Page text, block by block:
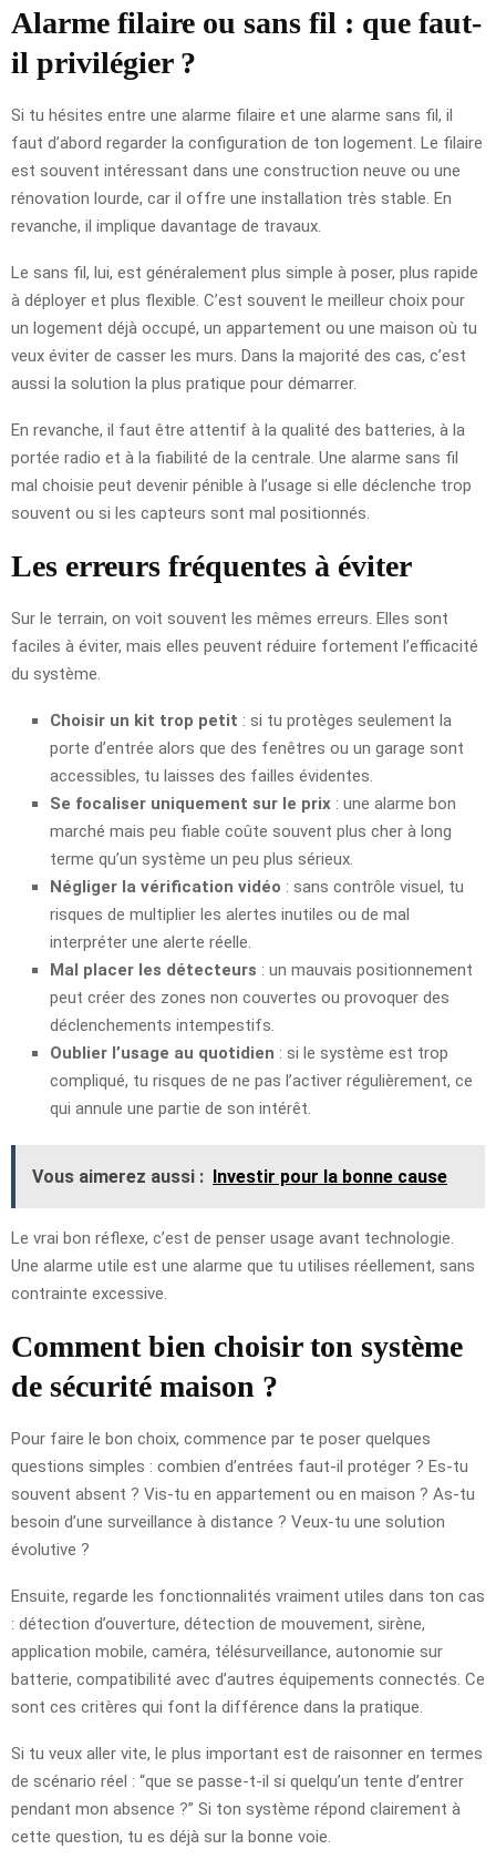
Alarme filaire ou sans fil : que faut-
il privilégier ?
Si tu hésites entre une alarme filaire et une alarme sans fil, il
faut d’abord regarder la configuration de ton logement. Le filaire
est souvent intéressant dans une construction neuve ou une
rénovation lourde, car il offre une installation très stable. En
revanche, il implique davantage de travaux.
Le sans fil, lui, est généralement plus simple à poser, plus rapide
à déployer et plus flexible. C’est souvent le meilleur choix pour
un logement déjà occupé, un appartement ou une maison où tu
veux éviter de casser les murs. Dans la majorité des cas, c’est
aussi la solution la plus pratique pour démarrer.
En revanche, il faut être attentif à la qualité des batteries, à la
portée radio et à la fiabilité de la centrale. Une alarme sans fil
mal choisie peut devenir pénible à l’usage si elle déclenche trop
souvent ou si les capteurs sont mal positionnés.
Les erreurs fréquentes à éviter
Sur le terrain, on voit souvent les mêmes erreurs. Elles sont
faciles à éviter, mais elles peuvent réduire fortement l’efficacité
du système.
Choisir un kit trop petit : si tu protèges seulement la
porte d’entrée alors que des fenêtres ou un garage sont
accessibles, tu laisses des failles évidentes.
Se focaliser uniquement sur le prix : une alarme bon
marché mais peu fiable coûte souvent plus cher à long
terme qu’un système un peu plus sérieux.
Négliger la vérification vidéo : sans contrôle visuel, tu
risques de multiplier les alertes inutiles ou de mal
interpréter une alerte réelle.
Mal placer les détecteurs : un mauvais positionnement
peut créer des zones non couvertes ou provoquer des
déclenchements intempestifs.
Oublier l’usage au quotidien : si le système est trop
compliqué, tu risques de ne pas l’activer régulièrement, ce
qui annule une partie de son intérêt.
Vous aimerez aussi : Investir pour la bonne cause
Le vrai bon réflexe, c’est de penser usage avant technologie.
Une alarme utile est une alarme que tu utilises réellement, sans
contrainte excessive.
Comment bien choisir ton système
de sécurité maison ?
Pour faire le bon choix, commence par te poser quelques
questions simples : combien d’entrées faut-il protéger ? Es-tu
souvent absent ? Vis-tu en appartement ou en maison ? As-tu
besoin d’une surveillance à distance ? Veux-tu une solution
évolutive ?
Ensuite, regarde les fonctionnalités vraiment utiles dans ton cas
: détection d’ouverture, détection de mouvement, sirène,
application mobile, caméra, télésurveillance, autonomie sur
batterie, compatibilité avec d’autres équipements connectés. Ce
sont ces critères qui font la différence dans la pratique.
Si tu veux aller vite, le plus important est de raisonner en termes
de scénario réel : “que se passe-t-il si quelqu’un tente d’entrer
pendant mon absence ?” Si ton système répond clairement à
cette question, tu es déjà sur la bonne voie.